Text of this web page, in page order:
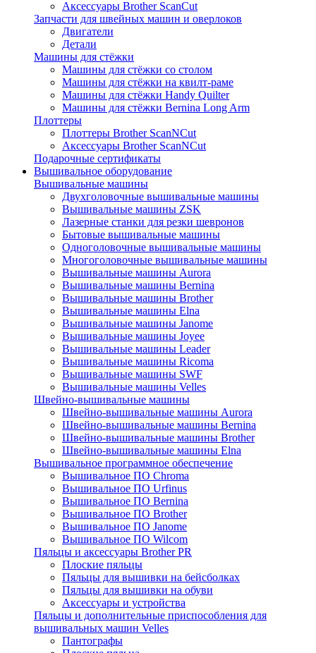
Аксессуары Brother ScanCut
Запчасти для швейных машин и оверлоков
Двигатели
Детали
Машины для стёжки
Машины для стёжки со столом
Машины для стёжки на квилт-раме
Машины для стёжки Handy Quilter
Машины для стёжки Bernina Long Arm
Плоттеры
Плоттеры Brother ScanNCut
Аксессуары Brother ScanNCut
Подарочные сертификаты
Вышивальное оборудование
Вышивальные машины
Двухголовочные вышивальные машины
Вышивальные машины ZSK
Лазерные станки для резки шевронов
Бытовые вышивальные машины
Одноголовочные вышивальные машины
Многоголовочные вышивальные машины
Вышивальные машины Aurora
Вышивальные машины Bernina
Вышивальные машины Brother
Вышивальные машины Elna
Вышивальные машины Janome
Вышивальные машины Joyee
Вышивальные машины Leader
Вышивальные машины Ricoma
Вышивальные машины SWF
Вышивальные машины Velles
Швейно-вышивальные машины
Швейно-вышивальные машины Aurora
Швейно-вышивальные машины Bernina
Швейно-вышивальные машины Brother
Швейно-вышивальные машины Elna
Вышивальное программное обеспечение
Вышивальное ПО Chroma
Вышивальное ПО Urfinus
Вышивальное ПО Bernina
Вышивальное ПО Brother
Вышивальное ПО Janome
Вышивальное ПО Wilcom
Пяльцы и аксессуары Brother PR
Плоские пяльцы
Пяльцы для вышивки на бейсболках
Пяльцы для вышивки на обуви
Аксессуары и устройства
Пяльцы и дополнительные приспособления для
вышивальных машин Velles
Пантографы